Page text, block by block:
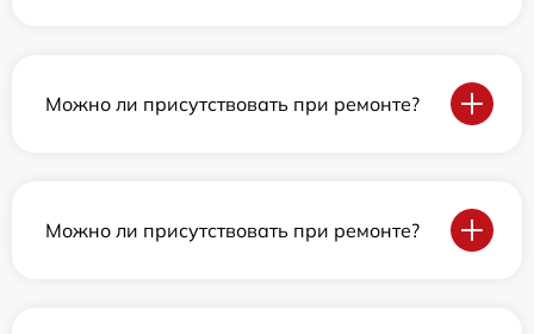
Можно ли присутствовать при ремонте?
Можно ли присутствовать при ремонте?